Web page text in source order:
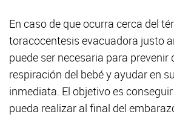
En caso de que ocurra cerca del
toracocentesis evacuadora justo
puede ser necesaria para prevenir
respiración del bebé y ayudar en
inmediata. El objetivo es
pueda realizar al final del